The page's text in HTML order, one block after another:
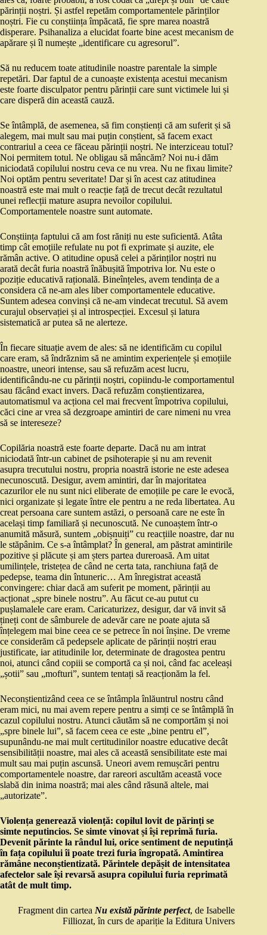
părinții noștri. Și astfel repetăm comportamentele părinților
noștri. Fie cu conștiința împăcată, fie spre marea noastră
disperare. Psihanaliza a elucidat foarte bine acest mecanism de
apărare și îl numește „identificare cu agresorul”.
Să nu reducem toate atitudinile noastre parentale la simple
repetări. Dar faptul de a cunoaște existența acestui mecanism
este foarte disculpator pentru părinții care sunt victimele lui și
care disperă din această cauză.
Se întâmplă, de asemenea, să fim conștienți că am suferit și să
alegem, mai mult sau mai puțin conștient, să facem exact
contrariul a ceea ce făceau părinții noștri. Ne interziceau totul?
Noi permitem totul. Ne obligau să mâncăm? Noi nu-i dăm
niciodată copilului nostru ceva ce nu vrea. Nu ne fixau limite?
Noi optăm pentru severitate! Dar și în acest caz atitudinea
noastră este mai mult o reacție față de trecut decât rezultatul
unei reflecții mature asupra nevoilor copilului.
Comportamentele noastre sunt automate.
Conștiința faptului că am fost răniți nu este suficientă. Atâta
timp cât emoțiile refulate nu pot fi exprimate și auzite, ele
rămân active. O atitudine opusă celei a părinților noștri nu
arată decât furia noastră înăbușită împotriva lor. Nu este o
poziție educativă rațională. Bineînțeles, avem tendința de a
considera că ne-am ales liber comportamentele educative.
Suntem adesea convinși că ne-am vindecat trecutul. Să avem
curajul observației și al introspecției. Excesul și latura
sistematică ar putea să ne alerteze.
În fiecare situație avem de ales: să ne identificăm cu copilul
care eram, să îndrăznim să ne amintim experiențele și emoțiile
noastre, uneori intense, sau să refuzăm acest lucru,
identificându-ne cu părinții noștri, copiindu-le comportamentul
sau făcând exact invers. Dacă refuzăm conștientizarea,
automatismul va acționa cel mai frecvent împotriva copilului,
căci cine ar vrea să dezgroape amintiri de care nimeni nu vrea
să se intereseze?
Copilăria noastră este foarte departe. Dacă nu am intrat
niciodată într-un cabinet de psihoterapie și nu am revenit
asupra trecutului nostru, propria noastră istorie ne este adesea
necunoscută. Desigur, avem amintiri, dar în majoritatea
cazurilor ele nu sunt nici eliberate de emoțiile pe care le evocă,
nici organizate și legate între ele pentru a ne reda libertatea. Au
creat persoana care suntem astăzi, o persoană care ne este în
același timp familiară și necunoscută. Ne cunoaștem într-o
anumită măsură, suntem „obișnuiți” cu reacțiile noastre, dar nu
le stăpânim. Ce s-a întâmplat? În general, am păstrat amintirile
pozitive și plăcute și am șters partea dureroasă. Am uitat
umilințele, tristețea de când ne certa tata, ranchiuna față de
pedepse, teama din întuneric… Am înregistrat această
convingere: chiar dacă am suferit pe moment, părinții au
acționat „spre binele nostru”. Au făcut ce-au putut cu
pușlamalele care eram. Caricaturizez, desigur, dar vă invit să
țineți cont de sâmburele de adevăr care ne poate ajuta să
înțelegem mai bine ceea ce se petrece în noi înșine. De vreme
ce considerăm că pedepsele aplicate de părinții noștri erau
justificate, iar atitudinile lor, determinate de dragostea pentru
noi, atunci când copiii se comportă ca și noi, când fac aceleași
„șotii” sau „mofturi”, suntem tentați să reacționăm la fel.
Neconștientizând ceea ce se întâmpla înlăuntrul nostru când
eram mici, nu mai avem repere pentru a simți ce se întâmplă în
cazul copilului nostru. Atunci căutăm să ne comportăm și noi
„spre binele lui”, să facem ceea ce este „bine pentru el”,
supunându-ne mai mult certitudinilor noastre educative decât
sensibilității noastre, mai ales că această sensibilitate este mai
mult sau mai puțin ascunsă. Uneori avem remușcări pentru
comportamentele noastre, dar rareori ascultăm această voce
slabă din inima noastră; mai ales când răsună altele, mai
„autorizate”.
Violența generează violență: copilul lovit de părinți se
simte neputincios. Se simte vinovat și își reprimă furia.
Devenit părinte la rândul lui, orice sentiment de neputință
în fața copilului îi poate trezi furia îngropată. Amintirea
rămâne neconștientizată. Părintele depășit de intensitatea
afectelor sale își revarsă asupra copilului furia reprimată
atât de mult timp.
Fragment din cartea Nu există părinte perfect, de Isabelle
Filliozat, în curs de apariție la Editura Univers